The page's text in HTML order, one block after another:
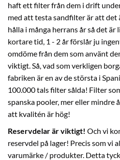
haft ett filter från dem i drift
med att testa sandfilter är att det
hålla i många herrans år så det
kortare tid, 1 - 2 år förslår ju
omdöme från dem som använt
viktigt. Så, vad som verkligen
fabriken är en av de största i
100.000 tals filter sålda! Filter
spanska pooler, mer eller mindre
att kvalitén är hög!
Reservdelar är viktigt! Och vi
reservdel på lager! Precis som vi
varumärke / produkter. Detta